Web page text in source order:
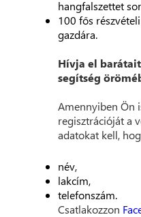
hangfalszettet
100 fős
gazdára.
Hívja el
segítség
Amennyiben Ön
regisztrációját a
adatokat kell,
név,
lakcím,
telefonszám.
Csatlakozzon